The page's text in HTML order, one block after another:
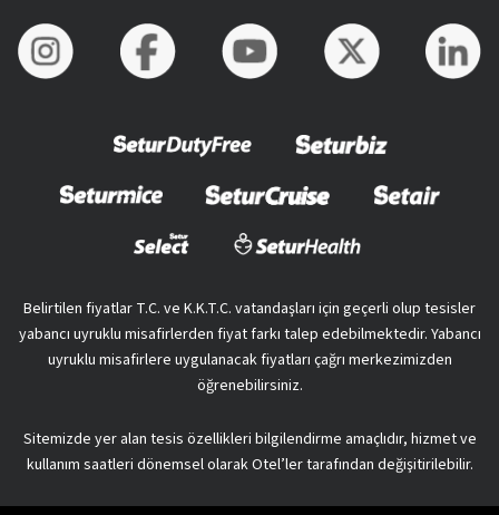
Belirtilen fiyatlar T.C. ve K.K.T.C. vatandaşları için geçerli olup tesisler
yabancı uyruklu misafirlerden fiyat farkı talep edebilmektedir. Yabancı
uyruklu misafirlere uygulanacak fiyatları çağrı merkezimizden
öğrenebilirsiniz.
Sitemizde yer alan tesis özellikleri bilgilendirme amaçlıdır, hizmet ve
kullanım saatleri dönemsel olarak Otel’ler tarafından değişitirilebilir.